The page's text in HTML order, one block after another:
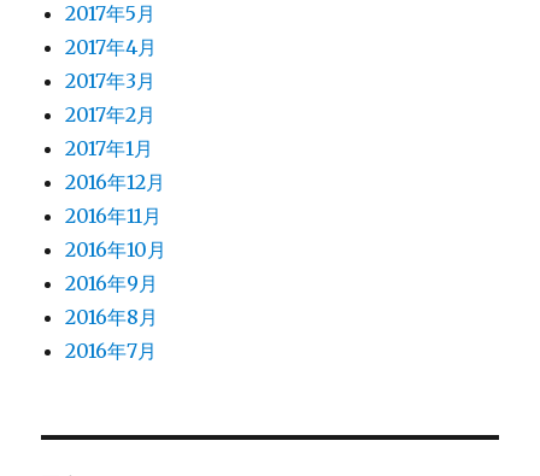
2017年5月
2017年4月
2017年3月
2017年2月
2017年1月
2016年12月
2016年11月
2016年10月
2016年9月
2016年8月
2016年7月